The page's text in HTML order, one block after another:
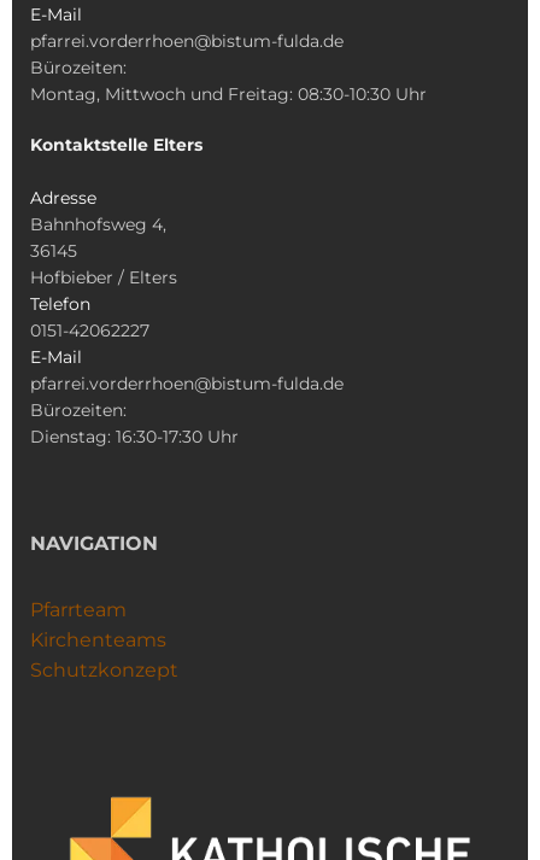
E-Mail
pfarrei.vorderrhoen@bistum-fulda.de
Bürozeiten:
Montag, Mittwoch und Freitag: 08:30-10:30 Uhr
Kontaktstelle Elters
Adresse
Bahnhofsweg 4,
36145
Hofbieber / Elters
Telefon
0151-42062227
E-Mail
pfarrei.vorderrhoen@bistum-fulda.de
Bürozeiten:
Dienstag: 16:30-17:30 Uhr
NAVIGATION
Pfarrteam
Kirchenteams
Schutzkonzept